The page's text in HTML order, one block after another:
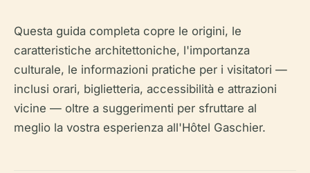
Questa guida completa copre le origini, le
caratteristiche architettoniche, l'importanza
culturale, le informazioni pratiche per i visitatori —
inclusi orari, biglietteria, accessibilità e attrazioni
vicine — oltre a suggerimenti per sfruttare al
meglio la vostra esperienza all'Hôtel Gaschier.